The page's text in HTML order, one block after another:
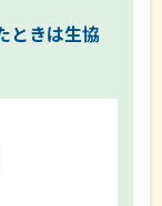
ときは生協